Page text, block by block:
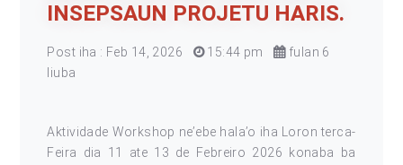
INSEPSAUN PROJETU HARIS.
Post iha : Feb 14, 2026 15:44 pm
fulan 6
liuba
Aktividade Workshop ne’ebe hala’o iha Loron terca-
Feira dia 11 ate 13 de Febreiro 2026 konaba ba